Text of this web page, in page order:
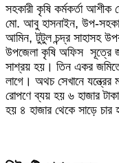
সহকারী কৃষি কর্মকর্তা আশীক
মো. আবু হাসনাইন, উপ-
আমিন, টুটুল চন্দ্র সাহাসহ
উপজেলা কৃষি অফিস সূত্রে
সাশ্রয় হয়। তিন একর
লাগে। অথচ সেখানে যন্ত্রের
রোপণে ব্যয় হয় ৬ হাজার
হয় ৪ হাজার থেকে সাড়ে চার